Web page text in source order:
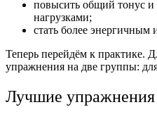
повысить общий тонус и
нагрузками;
стать более энергичным
Теперь перейдём к практике.
упражнения на две группы:
Лучшие